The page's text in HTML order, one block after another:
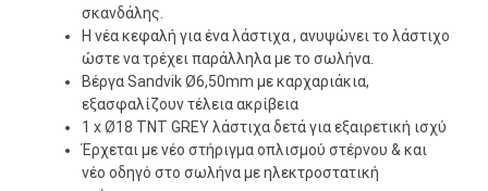
σκανδάλης.
Η νέα κεφαλή για ένα λάστιχα , ανυψώνει το λάστιχο
ώστε να τρέχει παράλληλα με το σωλήνα.
Βέργα Sandvik Ø6,50mm με καρχαριάκια,
εξασφαλίζουν τέλεια ακρίβεια
1 x Ø18 TNT GREY λάστιχα δετά για εξαιρετική ισχύ
Έρχεται με νέο στήριγμα οπλισμού στέρνου & και
νέο οδηγό στο σωλήνα με ηλεκτροστατική